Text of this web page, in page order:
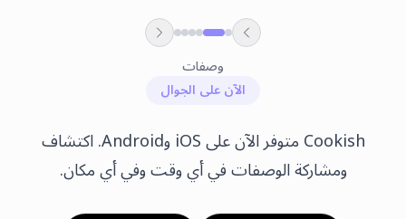
وصفات
الآن على الجوال
Cookish متوفر الآن على iOS وAndroid. اكتشاف
ومشاركة الوصفات في أي وقت وفي أي مكان.